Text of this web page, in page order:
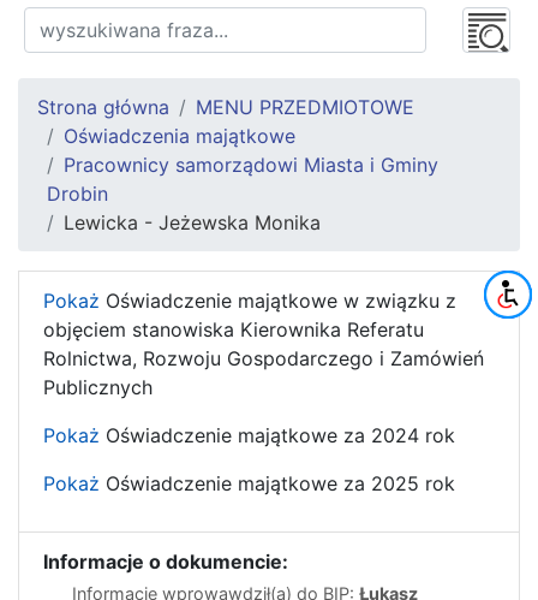
Strona główna
MENU PRZEDMIOTOWE
Oświadczenia majątkowe
Pracownicy samorządowi Miasta i Gminy
Drobin
Lewicka - Jeżewska Monika
Pokaż Oświadczenie majątkowe w związku z
objęciem stanowiska Kierownika Referatu
Rolnictwa, Rozwoju Gospodarczego i Zamówień
Publicznych
Pokaż Oświadczenie majątkowe za 2024 rok
Pokaż Oświadczenie majątkowe za 2025 rok
Informacje o dokumencie:
Informację wprowawdził(a) do BIP: Łukasz